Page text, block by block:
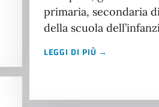
primaria, secondaria
della scuola
LEGGI DI PIÙ →